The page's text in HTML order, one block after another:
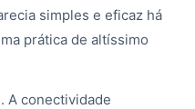
simples e eficaz há
prática de altíssimo
A conectividade